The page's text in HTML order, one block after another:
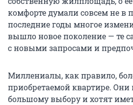
комфорте думали совсем не в
последние годы многое
вышло новое поколение — те
с новыми запросами и
Миллениалы, как правило,
приобретаемой квартире.
большому выбору и хотят